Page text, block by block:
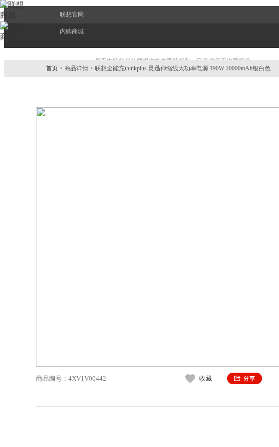
联想官网
内购商城
员工内购机是公司提供给大家的福利，定价远低于电商标价。
首页 > 商品详情 > 联想全能充thinkplus 灵迅伸缩线大功率电源 190W 20000mAh银白色
商品编号： 4XV1V00442 收藏